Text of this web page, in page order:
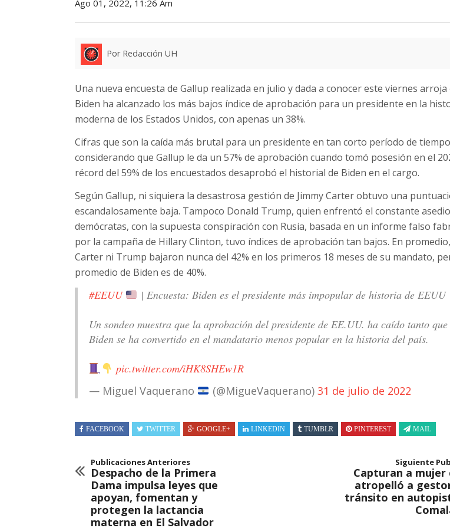
Ago 01, 2022, 11:26 Am
Por Redacción UH
Una nueva encuesta de Gallup realizada en julio y dada a conocer este viernes arroja
Biden ha alcanzado los más bajos índice de aprobación para un presidente en la
moderna de los Estados Unidos, con apenas un 38%.
Cifras que son la caída más brutal para un presidente en tan corto período de
considerando que Gallup le da un 57% de aprobación cuando tomó posesión en el
récord del 59% de los encuestados desaprobó el historial de Biden en el cargo.
Según Gallup, ni siquiera la desastrosa gestión de Jimmy Carter obtuvo una
escandalosamente baja. Tampoco Donald Trump, quien enfrentó el constante
demócratas, con la supuesta conspiración con Rusia, basada en un informe falso
por la campaña de Hillary Clinton, tuvo índices de aprobación tan bajos. En
Carter ni Trump bajaron nunca del 42% en los primeros 18 meses de su mandato,
promedio de Biden es de 40%.
#EEUU | Encuesta: Biden es el presidente más impopular de historia de EEUU
Un sondeo muestra que la aprobación del presidente de EE.UU. ha caído tanto que
Biden se ha convertido en el mandatario menos popular en la historia del país.
pic.twitter.com/iHK8SHEw1R
— Miguel Vaquerano
(@MigueVaquerano) 31 de julio de 2022
FACEBOOK TWITTER GOOGLE+ LINKEDIN TUMBLR PINTEREST MAIL
Publicaciones Anteriores
Despacho de la Primera
Dama impulsa leyes que
apoyan, fomentan y
protegen la lactancia
materna en El Salvador
Siguiente
Capturan a mujer
atropelló a
tránsito en